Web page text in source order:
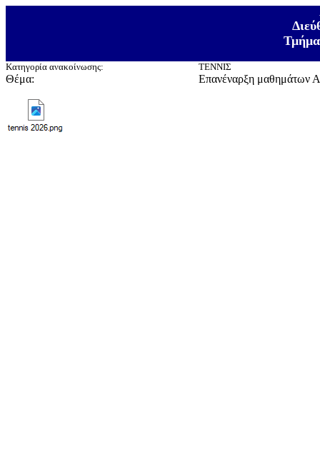
Κατηγορία ανακοίνωσης: ΤΕΝΝΙΣ
Θέμα: Επανέναρξη μαθημάτων